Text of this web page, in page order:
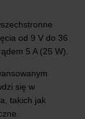
od 9 V do 36
5 A (25 W).
się w
takich jak